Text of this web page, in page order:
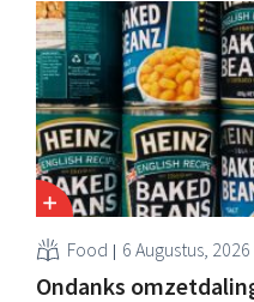
moeten dit momentum
Food 6 Augustus, 2026
Ondanks